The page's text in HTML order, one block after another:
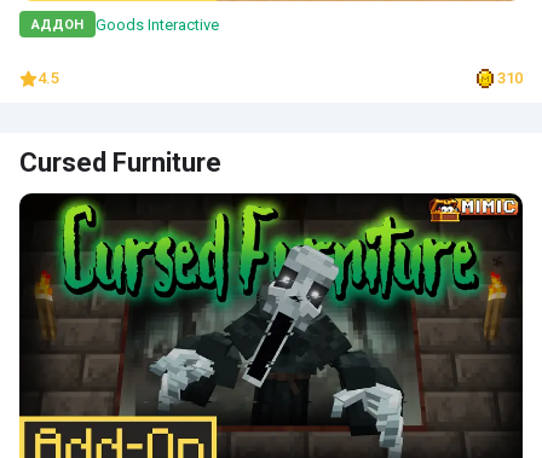
АДДОН Goods Interactive
4.5 310
Cursed Furniture